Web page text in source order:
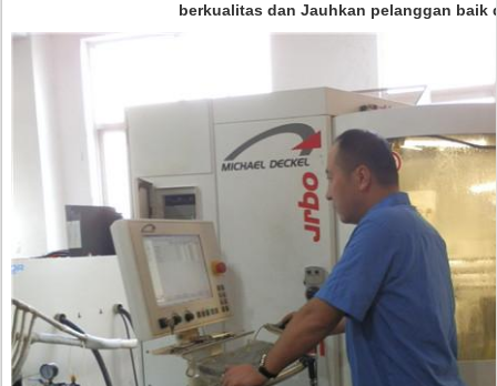
berkualitas dan Jauhkan pelanggan baik